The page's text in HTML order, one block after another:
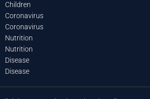
Children
Coronavirus
Coronavirus
Nutrition
Nutrition
Disease
Disease